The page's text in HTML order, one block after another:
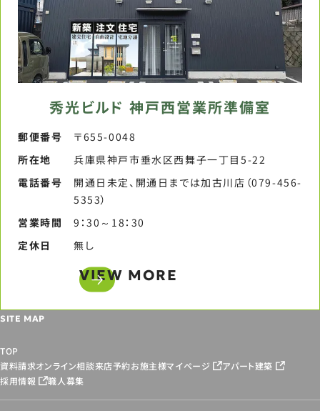
秀光ビルド 神戸西営業所準備室
郵便番号​
〒655-0048
所在地
兵庫県神戸市垂水区西舞子一丁目5-22
電話番号​
開通日未定、開通日までは加古川店（079-456-
5353）​
営業時間​
9：30～18：30​
定休日​
無し​
VIEW MORE
SITE MAP
TOP
資料請求オンライン相談来店予約お施主様マイページ
アパート建築
採用情報
職人募集